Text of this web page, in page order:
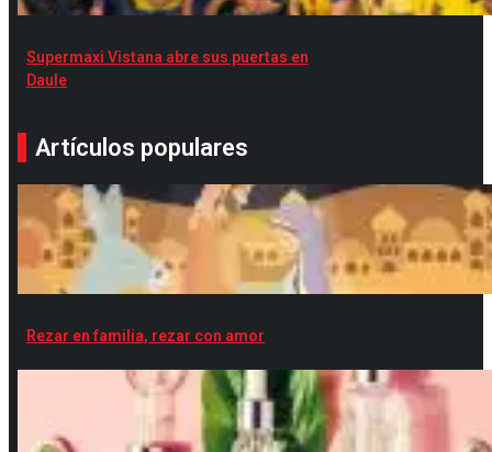
Supermaxi Vistana abre sus puertas en
Daule
Artículos populares
Rezar en familia, rezar con amor